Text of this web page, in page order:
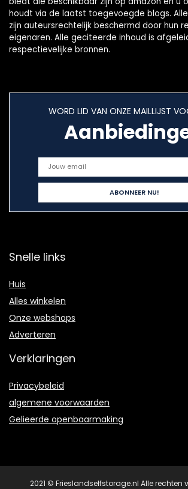
houdt via de laatst toegevoegde blogs.
zijn auteursrechtelijk beschermd door hun
eigenaren. Alle geciteerde inhoud is
respectievelijke bronnen.
WORD LID VAN ONZE MAILLIJST
Snelle links
Huis
Alles winkelen
Onze webshops
Adverteren
Verklaringen
Privacybeleid
algemene voorwaarden
Gelieerde openbaarmaking
2021 © Frieslandselfstorage.nl Alle rechten